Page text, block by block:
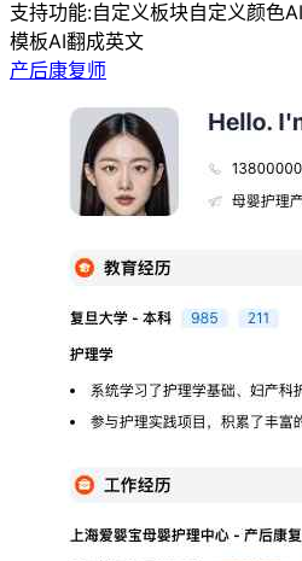
支持功能:自定义板块自定义颜色
模板AI翻成英文
产后康复师